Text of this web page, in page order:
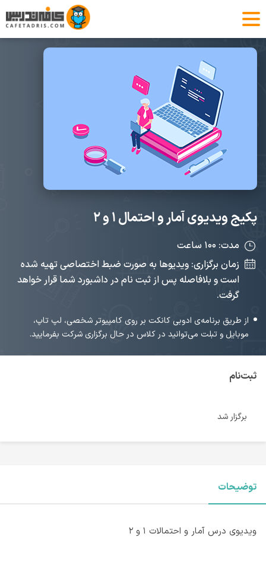
پکیج ویدیوی آمار و احتمال ۱ و ۲
مدت: ۱۰۰ ساعت
زمان برگزاری: ویدیوها به صورت ضبط اختصاصی تهیه شده
است و بلافاصله پس از ثبت نام در داشبورد شما قرار خواهد
گرفت.
از طریق برنامه‌ی ادوبی کانکت بر روی کامپیوتر شخصی، لپ تاپ،
موبایل و تبلت می‌توانید در کلاس در حال برگزاری شرکت بفرمایید.
ثبت‌نام
برگزار شد
توضیحات
ویدیوی درس آمار و احتمالات ۱ و ۲